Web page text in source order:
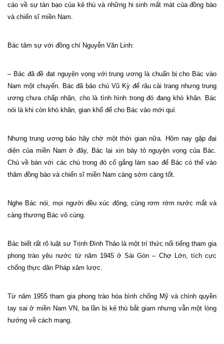
cáo về sự tàn bạo của kẻ thù và những hi sinh mất mát của đồng bào
và chiến sĩ miền Nam
Bác tâm sự với đồng chí Nguyễn Văn Linh:
– Bác đã đề đạt nguyện vọng với trung ương là chuẩn bị cho Bác vào
Nam một chuyến. Bác đã bảo chú Vũ Kỳ để râu cải trang nhưng trung
ương chưa chấp nhận, cho là tình hình trong đó đang khó khăn. Bác
nói là khi còn khó khăn, gian khổ để cho Bác vào mới quí.
Nhưng trung ương bảo hãy chờ một thời gian nữa. Hôm nay gặp đại
diện của miền Nam ở đây, Bác lại xin bày tỏ nguyện vọng của Bác.
Chú về bàn với các chú trong đó cố gắng làm sao để Bác có thể vào
thăm đồng bào và chiến sĩ miền Nam càng sớm càng tốt.
Nghe Bác nói, mọi người đều xúc động, cùng rơm rớm nước mắt và
càng thương Bác vô cùng.
Bác biết rất rõ luật sư Trịnh Đình Thảo là một trí thức nổi tiếng tham gia
phong trào yêu nước từ năm 1945 ở Sài Gòn – Chợ Lớn, tích cực
chống thực dân Pháp xâm lược.
Từ năm 1955 tham gia phong trào hòa bình chống Mỹ và chính quyền
tay sai ở miền Nam VN, ba lần bị kẻ thù bắt giam nhưng vẫn một lòng
hướng về cách mạng.